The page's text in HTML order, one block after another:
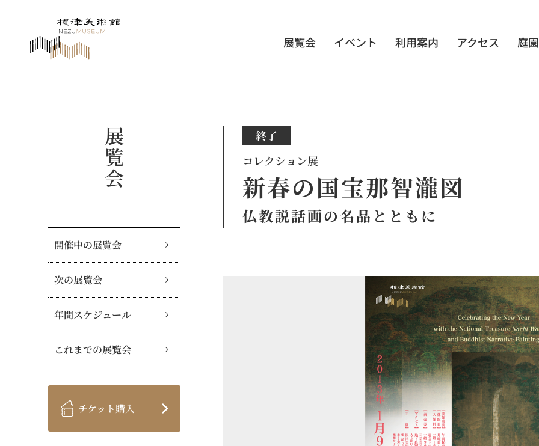
展覧会 イベント 利用案内 アクセス 庭園
展覧会
開催中の展覧会
次の展覧会
年間スケジュール
これまでの展覧会
チケット購入
終了
コレクション展
新春の国宝那智瀧図
仏教説話画の名品とともに